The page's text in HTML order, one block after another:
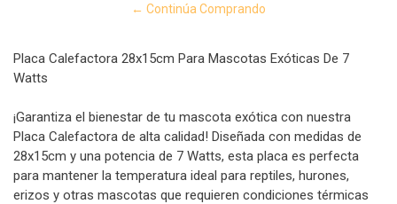
← Continúa Comprando
Placa Calefactora 28x15cm Para Mascotas Exóticas De 7
Watts
¡Garantiza el bienestar de tu mascota exótica con nuestra
Placa Calefactora de alta calidad! Diseñada con medidas de
28x15cm y una potencia de 7 Watts, esta placa es perfecta
para mantener la temperatura ideal para reptiles, hurones,
erizos y otras mascotas que requieren condiciones térmicas